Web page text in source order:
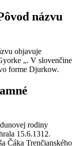
objavuje
„. V slovenčine
forme Djurkow.
rodiny
15.6.1312.
Čáka Trenčianského